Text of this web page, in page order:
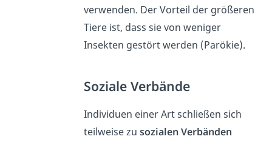
verwenden. Der Vorteil der größeren
Tiere ist, dass sie von weniger
Insekten gestört werden (Parökie).
Soziale Verbände
Individuen einer Art schließen sich
teilweise zusozialen Verbänden